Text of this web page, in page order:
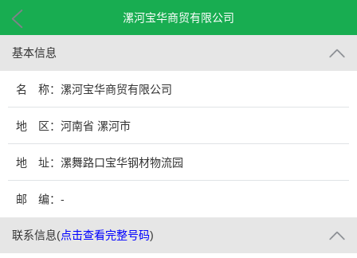
漯河宝华商贸有限公司
基本信息
名 称：漯河宝华商贸有限公司
地 区：河南省 漯河市
地 址：漯舞路口宝华钢材物流园
邮 编：-
联系信息(点击查看完整号码)